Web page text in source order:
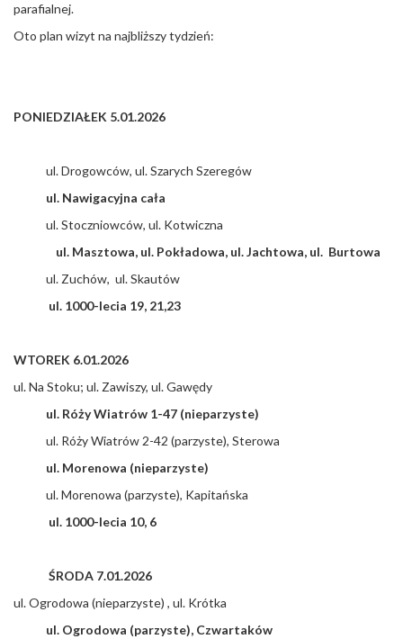
parafialnej.
Oto plan wizyt na najbliższy tydzień:
PONIEDZIAŁEK 5.01.2026
ul. Drogowców, ul. Szarych Szeregów
ul. Nawigacyjna cała
ul. Stoczniowców, ul. Kotwiczna
ul. Masztowa, ul. Pokładowa, ul. Jachtowa, ul. Burtowa
ul. Zuchów, ul. Skautów
ul. 1000-lecia 19, 21,23
WTOREK 6.01.2026
ul. Na Stoku; ul. Zawiszy, ul. Gawędy
ul. Róży Wiatrów 1-47 (nieparzyste)
ul. Róży Wiatrów 2-42 (parzyste), Sterowa
ul. Morenowa (nieparzyste)
ul. Morenowa (parzyste), Kapitańska
ul. 1000-lecia 10, 6
ŚRODA 7.01.2026
ul. Ogrodowa (nieparzyste) , ul. Krótka
ul. Ogrodowa (parzyste), Czwartaków